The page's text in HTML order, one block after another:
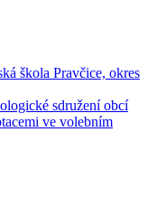
škola Pravčice, okres
sdružení obcí
ve volebním